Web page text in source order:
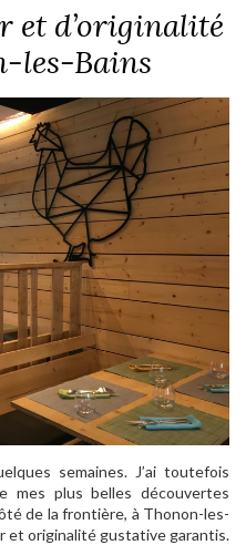
et d’originalité
les-Bains
semaines. J’ai toutefois
mes plus belles découvertes
de la frontière, à Thonon-les-
et originalité gustative garantis.